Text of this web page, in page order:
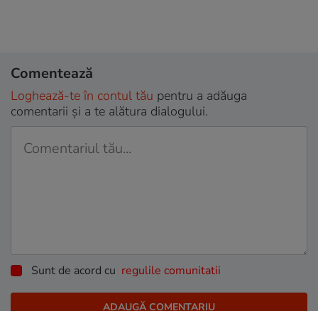
Comentează
Loghează-te în contul tău pentru a adăuga
comentarii și a te alătura dialogului.
Sunt de acord cu regulile comunitatii